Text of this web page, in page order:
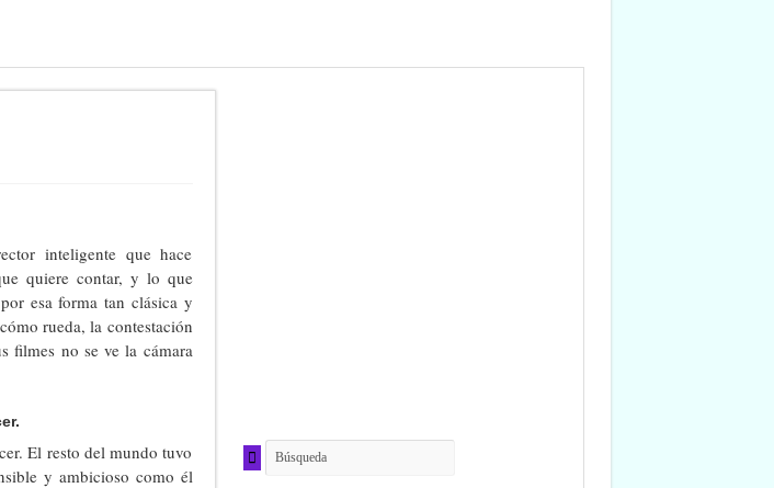
inteligente que hace
quiere contar, y lo que
esa forma tan clásica y
rueda, la contestación
filmes no se ve la cámara
El resto del mundo tuvo
y ambicioso como él